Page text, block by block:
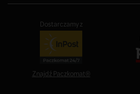
Dostarczamy z
Znajdź Paczkomat®